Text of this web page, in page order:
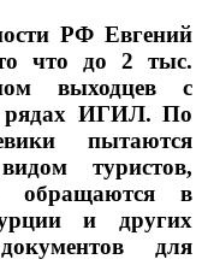
РФ Евгений
что до 2 тыс.
выходцев с
рядах ИГИЛ. По
пытаются
туристов,
обращаются в
и других
для